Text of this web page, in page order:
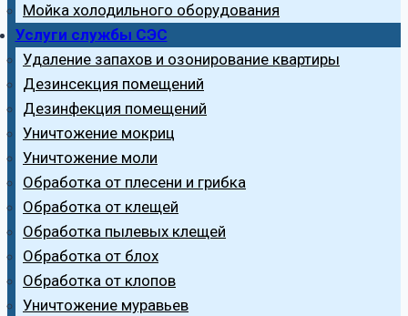
Мойка холодильного оборудования
Услуги службы СЭС
Удаление запахов и озонирование квартиры
Дезинсекция помещений
Дезинфекция помещений
Уничтожение мокриц
Уничтожение моли
Обработка от плесени и грибка
Обработка от клещей
Обработка пылевых клещей
Обработка от блох
Обработка от клопов
Уничтожение муравьев